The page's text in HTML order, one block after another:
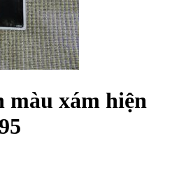
màu xám hiện